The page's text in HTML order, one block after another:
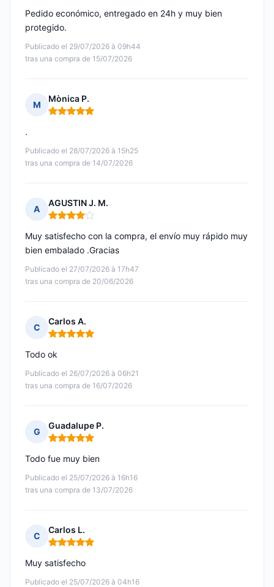
Publicado el 29/07/2026 à 09h44
tras una compra de 15/07/2026
Pedido económico, entregado en 24h y muy bien
protegido.
M
Mònica P.
Nota: 5 de 5
Publicado el 28/07/2026 à 15h25
tras una compra de 14/07/2026
.
A
AGUSTIN J. M.
Nota: 4 de 5
Publicado el 27/07/2026 à 17h47
tras una compra de 20/06/2026
Muy satisfecho con la compra, el envío muy rápido muy
bien embalado .Gracias
C
Carlos A.
Nota: 5 de 5
Publicado el 26/07/2026 à 06h21
tras una compra de 16/07/2026
Todo ok
G
Guadalupe P.
Nota: 5 de 5
Publicado el 25/07/2026 à 16h16
tras una compra de 13/07/2026
Todo fue muy bien
C
Carlos L.
Nota: 5 de 5
Publicado el 25/07/2026 à 04h16
Muy satisfecho